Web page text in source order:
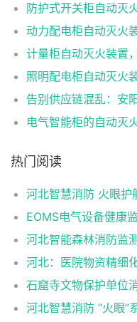
防护式开关柜自动灭
动力配电柜自动灭火
计量柜自动灭火装置
照明配电柜自动灭火
电气智能柜的自动灭
热门阅读
河北：医院物资精细